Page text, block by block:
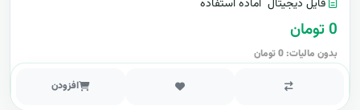
فایل دیجیتال آماده استفاده
0 تومان
بدون مالیات: 0 تومان
افزودن